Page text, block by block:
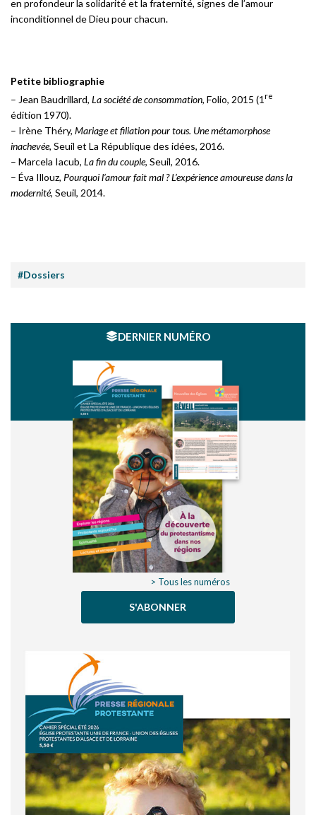
en profondeur la solidarité et la fraternité, signes de l’amour
inconditionnel de Dieu pour chacun.
Petite bibliographie
– Jean Baudrillard, La société de consommation, Folio, 2015 (1 re
édition 1970).
– Irène Théry, Mariage et filiation pour tous. Une métamorphose
inachevée, Seuil et La République des idées, 2016.
– Marcela Iacub, La fin du couple, Seuil, 2016.
– Éva Illouz, Pourquoi l’amour fait mal ? L’expérience amoureuse dans la
modernité, Seuil, 2014.
#Dossiers
DERNIER NUMÉRO
> Tous les numéros
S'ABONNER